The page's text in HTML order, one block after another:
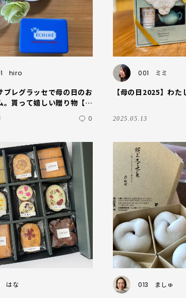
hiro
ブレグラッセで母の日のお
。貰って嬉しい贈り物【今
0
001 ミミ
【母の日2025】わた
2025.05.13
はな 013 ましゅ